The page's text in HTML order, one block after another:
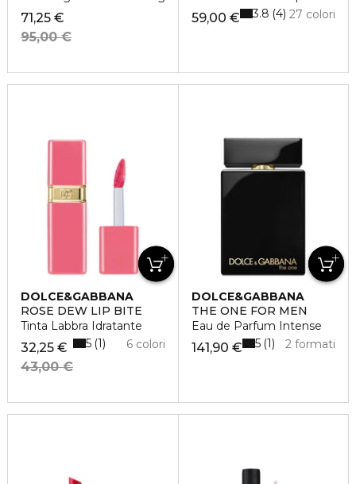
71,25 €
95,00 €
59,00 € 27 colori
3.8 4
DOLCE&GABBANA
ROSE DEW LIP BITE
Tinta Labbra Idratante
32,25 €
43,00 €
6 colori
5 1
DOLCE&GABBANA
THE ONE FOR MEN
Eau de Parfum Intense
141,90 € 2 formati
5 1